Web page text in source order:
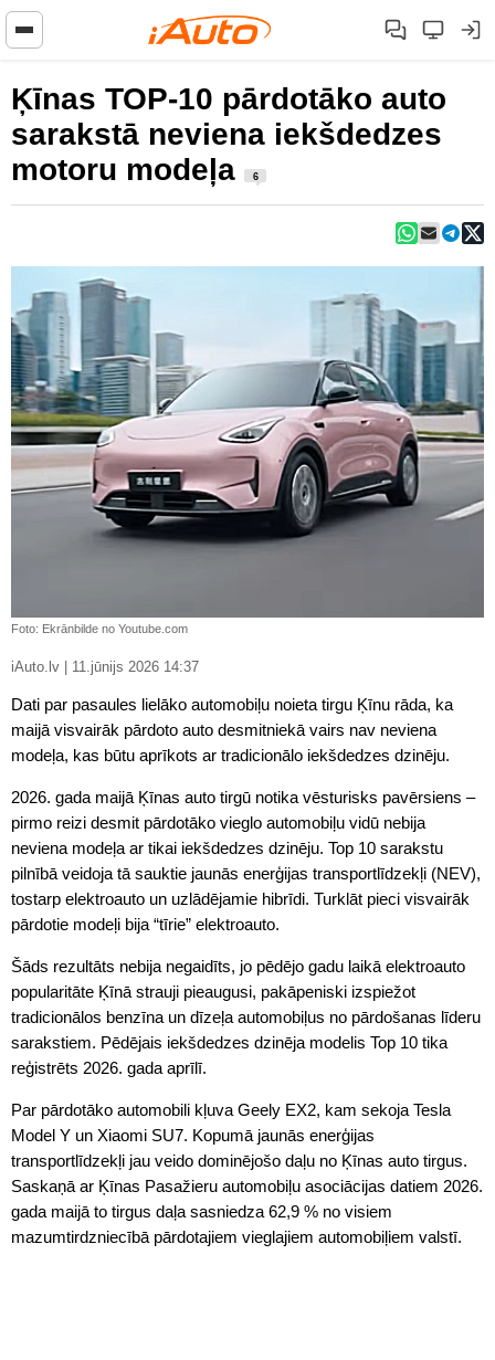
Ķīnas TOP-10 pārdotāko auto
sarakstā neviena iekšdedzes
motoru modeļa
6
Foto: Ekrānbilde no Youtube.com
iAuto.lv | 11.jūnijs 2026 14:37
Dati par pasaules lielāko automobiļu noieta tirgu Ķīnu rāda, ka
maijā visvairāk pārdoto auto desmitniekā vairs nav neviena
modeļa, kas būtu aprīkots ar tradicionālo iekšdedzes dzinēju.
2026. gada maijā Ķīnas auto tirgū notika vēsturisks pavērsiens –
pirmo reizi desmit pārdotāko vieglo automobiļu vidū nebija
neviena modeļa ar tikai iekšdedzes dzinēju. Top 10 sarakstu
pilnībā veidoja tā sauktie jaunās enerģijas transportlīdzekļi (NEV),
tostarp elektroauto un uzlādējamie hibrīdi. Turklāt pieci visvairāk
pārdotie modeļi bija “tīrie” elektroauto.
Šāds rezultāts nebija negaidīts, jo pēdējo gadu laikā elektroauto
popularitāte Ķīnā strauji pieaugusi, pakāpeniski izspiežot
tradicionālos benzīna un dīzeļa automobiļus no pārdošanas līderu
sarakstiem. Pēdējais iekšdedzes dzinēja modelis Top 10 tika
reģistrēts 2026. gada aprīlī.
Par pārdotāko automobili kļuva Geely EX2, kam sekoja Tesla
Model Y un Xiaomi SU7. Kopumā jaunās enerģijas
transportlīdzekļi jau veido dominējošo daļu no Ķīnas auto tirgus.
Saskaņā ar Ķīnas Pasažieru automobiļu asociācijas datiem 2026.
gada maijā to tirgus daļa sasniedza 62,9 % no visiem
mazumtirdzniecībā pārdotajiem vieglajiem automobiļiem valstī.